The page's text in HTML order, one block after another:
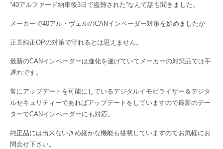
”40アルファード納車後3日で盗難された”なんて話も聞きました。
メーカーで40アル・ヴェルのCANインベーダー対策を始めましたが
正直純正OPの対策で守れるとは思えません。
最新のCANインベーダーは進化を遂げていてメーカーの対策品では手
遅れです。
常にアップデートを可能にしているデジタルイモビライザー＆デジタ
ルセキュリティーであればアップデートをしていますので最新のデー
ターでCANインベーダーにも対応。
純正品には出来ないきめ細かな機能も搭載していますのでお気軽にお
問合せ下さい。